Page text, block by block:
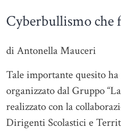
Cyberbullismo che
di Antonella Mauceri
Tale importante quesito
organizzato dal Gruppo
realizzato con la
Dirigenti Scolastici e